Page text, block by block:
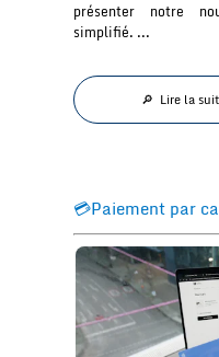
présenter notre
simplifié. ...
🔎 Lire la
💳Paiement par